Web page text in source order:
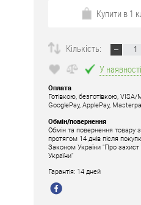
Купити в 1
Кількість:
У наявності
Оплата
Готівкою, безготівкою,
GooglePay, ApplePay,
Обмін/повернення
Обмін та повернення товару
протягом 14 днів після
Законом України "Про
України"
Гарантія: 14 дней